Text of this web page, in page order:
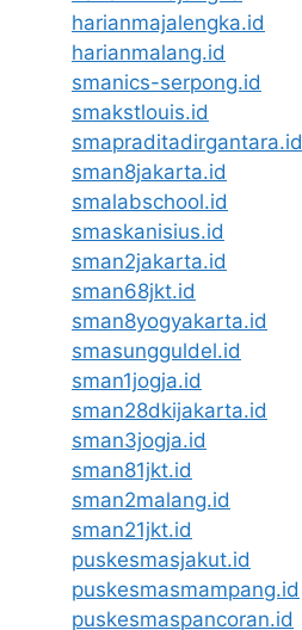
harianmajalengka.id
harianmalang.id
smanics-serpong.id
smakstlouis.id
smapraditadirgantara.id
sman8jakarta.id
smalabschool.id
smaskanisius.id
sman2jakarta.id
sman68jkt.id
sman8yogyakarta.id
smasungguldel.id
sman1jogja.id
sman28dkijakarta.id
sman3jogja.id
sman81jkt.id
sman2malang.id
sman21jkt.id
puskesmasjakut.id
puskesmasmampang.id
puskesmaspancoran.id